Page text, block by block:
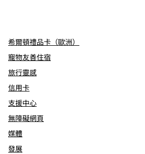
希爾頓禮品卡（歐洲）
寵物友善住宿
旅行靈感
信用卡
支援中心
無障礙網頁
媒體
發展